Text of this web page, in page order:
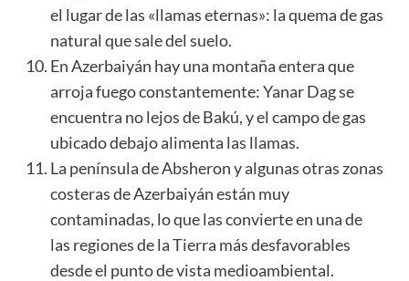
el lugar de las «llamas eternas»: la quema de gas
natural que sale del suelo.
En Azerbaiyán hay una montaña entera que
arroja fuego constantemente: Yanar Dag se
encuentra no lejos de Bakú, y el campo de gas
ubicado debajo alimenta las llamas.
La península de Absheron y algunas otras zonas
costeras de Azerbaiyán están muy
contaminadas, lo que las convierte en una de
las regiones de la Tierra más desfavorables
desde el punto de vista medioambiental.